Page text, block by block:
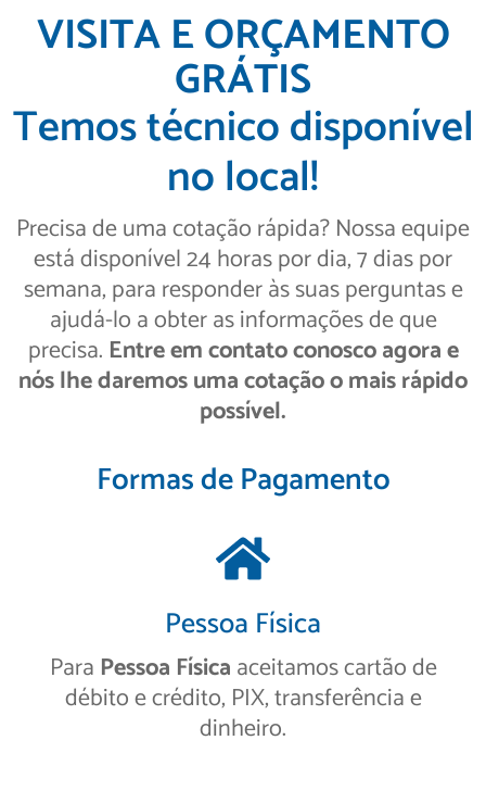
VISITA E ORÇAMENTO
GRÁTIS
Temos técnico disponível
no local!
Precisa de uma cotação rápida? Nossa equipe
está disponível 24 horas por dia, 7 dias por
semana, para responder às suas perguntas e
ajudá-lo a obter as informações de que
precisa. Entre em contato conosco agora e
nós lhe daremos uma cotação o mais rápido
possível.
Formas de Pagamento
Pessoa Física
Para Pessoa Físicaaceitamos cartão de
débito e crédito, PIX, transferência e
dinheiro.